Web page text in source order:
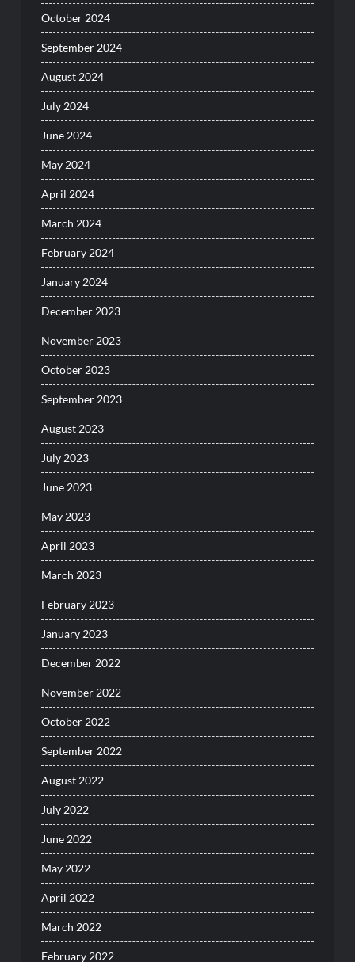
October 2024
September 2024
August 2024
July 2024
June 2024
May 2024
April 2024
March 2024
February 2024
January 2024
December 2023
November 2023
October 2023
September 2023
August 2023
July 2023
June 2023
May 2023
April 2023
March 2023
February 2023
January 2023
December 2022
November 2022
October 2022
September 2022
August 2022
July 2022
June 2022
May 2022
April 2022
March 2022
February 2022